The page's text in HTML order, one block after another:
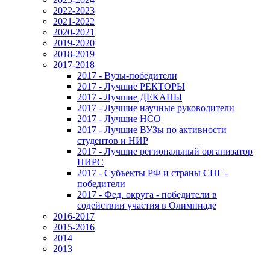
2022-2023
2021-2022
2020-2021
2019-2020
2018-2019
2017-2018
2017 - Вузы-победители
2017 - Лучшие РЕКТОРЫ
2017 - Лучшие ДЕКАНЫ
2017 - Лучшие научные руководители
2017 - Лучшие НСО
2017 - Лучшие ВУЗы по активности
студентов и НИР
2017 - Лучшие региональный организатор
НИРС
2017 - Субъекты РФ и страны СНГ -
победители
2017 - Фед. округа - победители в
содействии участия в Олимпиаде
2016-2017
2015-2016
2014
2013